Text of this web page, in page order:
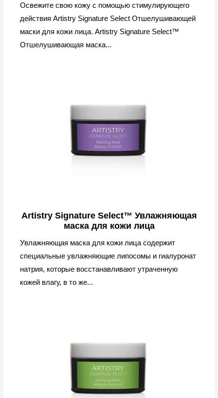
Освежите свою кожу с помощью стимулирующего
действия Artistry Signature Select Отшелушивающей
маски для кожи лица. Artistry Signature Select™
Отшелушивающая маска...
Artistry Signature Select™ Увлажняющая
маска для кожи лица
Увлажняющая маска для кожи лица содержит
специальные увлажняющие липосомы и гиалуронат
натрия, которые восстанавливают утраченную
кожей влагу, в то же...